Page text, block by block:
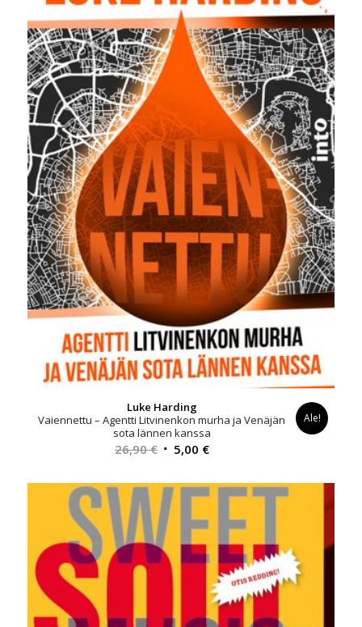
Luke Harding
Vaiennettu – Agentti Litvinenkon murha ja Venäjän
sota lännen kanssa
26,90€ Alkuperäinen
oli:
26,90 €.
5,00 €Nykyinen
on:
Ale!